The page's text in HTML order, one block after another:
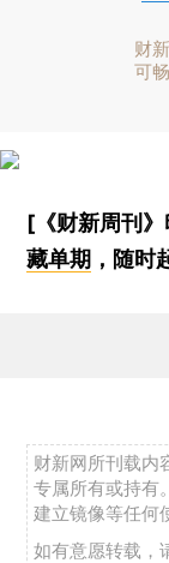
财
可
[《财新周刊》
藏单期 ，随时
财新网所刊载内
专属所有或持有
建立镜像等任何
如有意愿转载，